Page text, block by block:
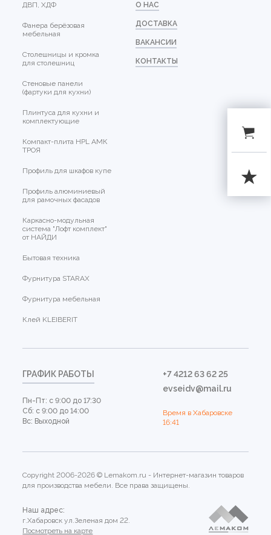
ДВП, ХДФ
Фанера берёзовая
мебельная
Столешницы и кромка
для столешниц
Стеновые панели
(фартуки для кухни)
Плинтуса для кухни и
комплектующие
Компакт-плита HPL АМК
ТРОЯ
Профиль для шкафов купе
Профиль алюминиевый
для рамочных фасадов
Каркасно-модульная
система "Лофт комплект"
от НАЙДИ
Бытовая техника
Фурнитура STARAX
Фурнитура мебельная
Клей KLEIBERIT
О НАС
ДОСТАВКА
ВАКАНСИИ
КОНТАКТЫ
ГРАФИК РАБОТЫ
Пн-Пт: с 9:00 до 17:30
Сб: с 9:00 до 14:00
Вс: Выходной
+7 4212 63 62 25
evseidv@mail.ru
Время в Хабаровске
16:41
Copyright 2006-2026 © Lemakom.ru - Интернет-магазин товаров
для производства мебели. Все права защищены.
Наш адрес:
г.Хабаровск ул.Зеленая дом 22.
Посмотреть на карте